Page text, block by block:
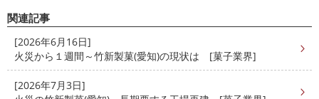
関連記事
[2026年6月16日]
火災から１週間～竹新製菓(愛知)の現状は [菓子業界]
[2026年7月3日]